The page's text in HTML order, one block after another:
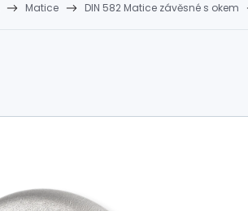
Matice DIN 582 Matice závěsné s okem